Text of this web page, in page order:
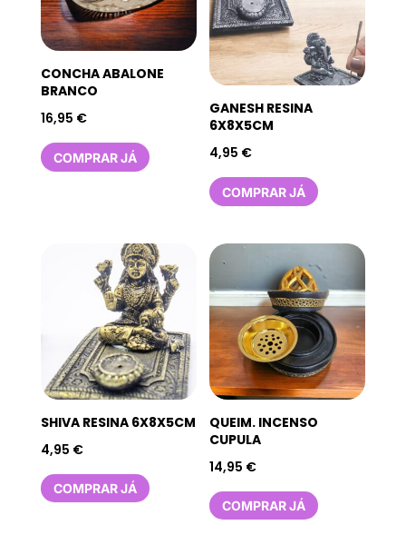
CONCHA ABALONE
BRANCO
16,95 €
COMPRAR JÁ
GANESH RESINA
6X8X5CM
4,95 €
COMPRAR JÁ
SHIVA RESINA 6X8X5CM
4,95 €
COMPRAR JÁ
QUEIM. INCENSO
CUPULA
14,95 €
COMPRAR JÁ